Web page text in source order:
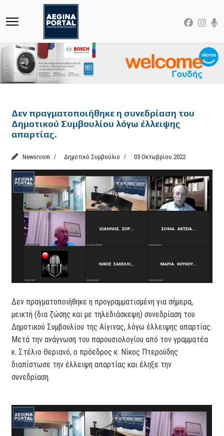
Δεν πραγματοποιήθηκε η συνεδρίαση του
Δημοτικού Συμβουλίου λόγω έλλειψης
απαρτίας.
Newsroom Δημοτικό Συμβούλιο 03 Οκτωβρίου 2022
Δεν πραγματοποιήθηκε η προγραμματισμένη για σήμερα,
μεικτή (δια ζώσης και με τηλεδιάσκεψη) συνεδρίαση του
Δημοτικού Συμβουλίου της Αίγινας, λόγω έλλειψης απαρτίας.
Μετά την ανάγνωση του παρουσιολογίου από τον γραμματέα
κ. Στέλιο Θεριανό, ο πρόεδρος κ. Νίκος Πτερούδης
διαπίστωσε την έλλειψη απαρτίας και έληξε την
συνεδρίαση.